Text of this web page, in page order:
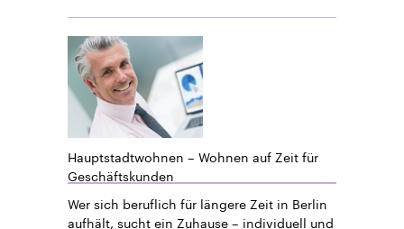
Hauptstadtwohnen – Wohnen auf Zeit für
Geschäftskunden
Wer sich beruflich für längere Zeit in Berlin
aufhält, sucht ein Zuhause – individuell und